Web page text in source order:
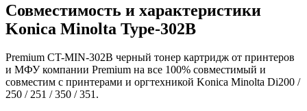
Совместимость и характеристики
Konica Minolta Type-302B
Premium CT-MIN-302B черный тонер картридж от принтеров
и МФУ компании Premium на все 100% совместимый и
совместим с принтерами и оргтехникой Konica Minolta Di200 /
250 / 251 / 350 / 351.